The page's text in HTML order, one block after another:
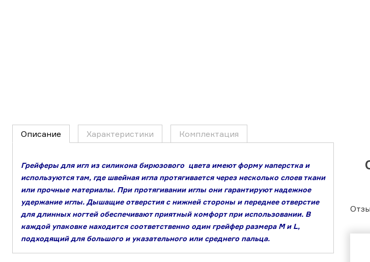
Описание Характеристики Комплектация
Грейферы для игл из силикона бирюзового цвета имеют форму наперстка и
используются там, где швейная игла протягивается через несколько слоев ткани
или прочные материалы. При протягивании иглы они гарантируют надежное
удержание иглы. Дышащие отверстия с нижней стороны и переднее отверстие
для длинных ногтей обеспечивают приятный комфорт при использовании. В
каждой упаковке находится соответственно один грейфер размера M и L,
подходящий для большого и указательного или среднего пальца.